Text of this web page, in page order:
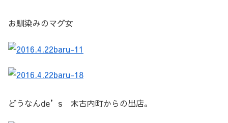
お馴染みのマグ女
どうなんde’s 木古内町からの出店。